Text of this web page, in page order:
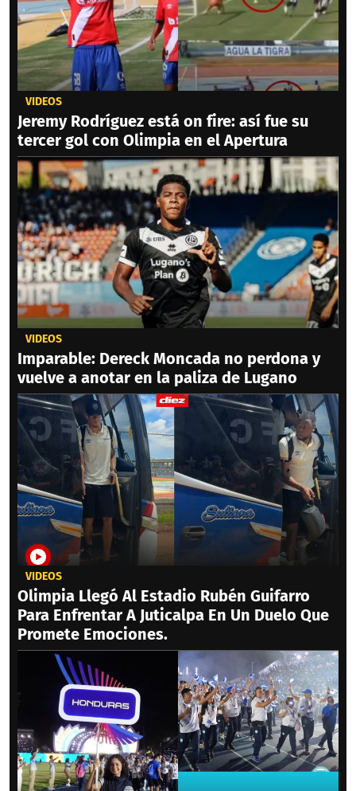
VIDEOS
Jeremy Rodríguez está on fire: así fue su
tercer gol con Olimpia en el Apertura
VIDEOS
Imparable: Dereck Moncada no perdona y
vuelve a anotar en la paliza de Lugano
VIDEOS
Olimpia Llegó Al Estadio Rubén Guifarro
Para Enfrentar A Juticalpa En Un Duelo Que
Promete Emociones.